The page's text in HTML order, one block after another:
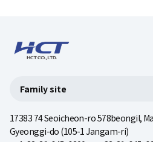
Family site
17383 74 Seoicheon-ro 578beongil,
Gyeonggi-do (105-1 Jangam-ri)